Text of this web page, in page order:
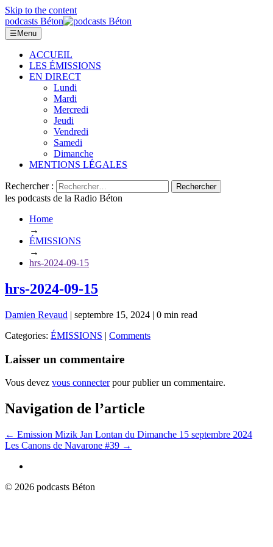
Skip to the content
podcasts Béton
☰ Menu
ACCUEIL
LES ÉMISSIONS
EN DIRECT
Lundi
Mardi
Mercredi
Jeudi
Vendredi
Samedi
Dimanche
MENTIONS LÉGALES
Rechercher :
les podcasts de la Radio Béton
Home
→
ÉMISSIONS
→
hrs-2024-09-15
hrs-2024-09-15
Damien Revaud | septembre 15, 2024 | 0 min read
Categories: ÉMISSIONS | Comments
Laisser un commentaire
Vous devez vous connecterpour publier un commentaire.
Navigation de l’article
← Emission Mizik Jan Lontan du Dimanche 15 septembre 2024
Les Canons de Navarone #39 →
© 2026 podcasts Béton